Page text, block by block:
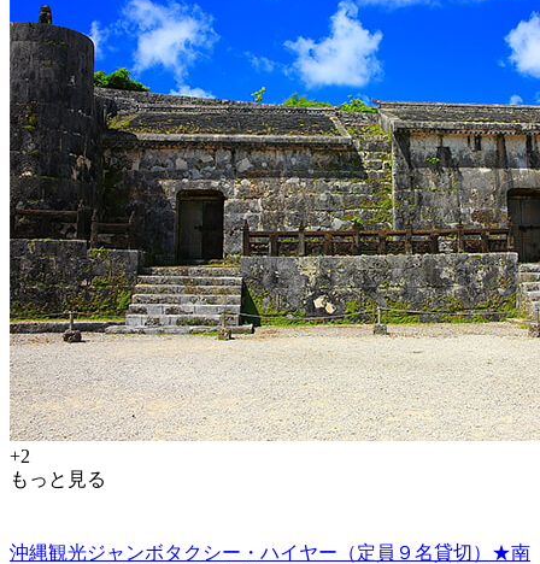
+2
もっと見る
沖縄観光ジャンボタクシー・ハイヤー（定員９名貸切）★南